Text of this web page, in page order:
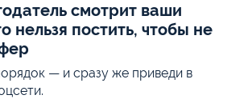
смотрит ваши
нельзя постить, чтобы не
— и сразу же приведи в